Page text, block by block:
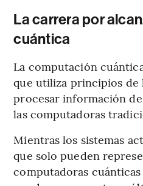
La carrera por
cuántica
La computación
que utiliza principios de
procesar información
las computadoras
Mientras los sistemas
que solo pueden
computadoras